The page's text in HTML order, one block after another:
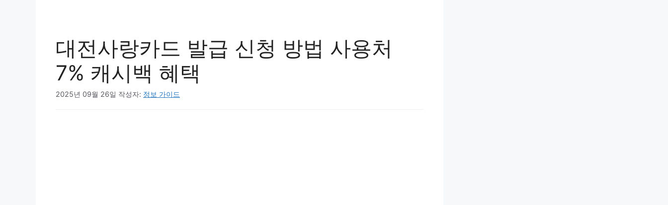
대전사랑카드 발급 신청 방법 사용처
7% 캐시백 혜택
2025년 09월 26일 작성자: 정보 가이드